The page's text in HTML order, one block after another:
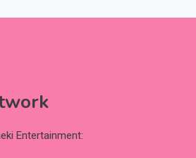
Entertainment: